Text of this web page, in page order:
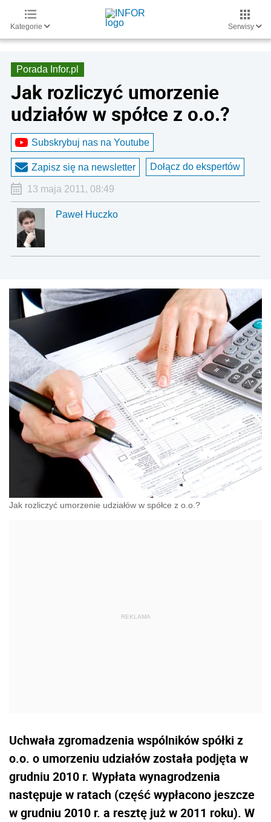
Kategorie Serwisy
Porada Infor.pl
Jak rozliczyć umorzenie
udziałów w spółce z o.o.?
Subskrybuj nas na Youtube
Zapisz się na newsletter Dołącz do ekspertów
13 maja 2011, 08:49
Paweł Huczko
Jak rozliczyć umorzenie udziałów w spółce z o.o.?
Uchwała zgromadzenia wspólników spółki z
o.o. o umorzeniu udziałów została podjęta w
grudniu 2010 r. Wypłata wynagrodzenia
następuje w ratach (część wypłacono jeszcze
w grudniu 2010 r. a resztę już w 2011 roku). W